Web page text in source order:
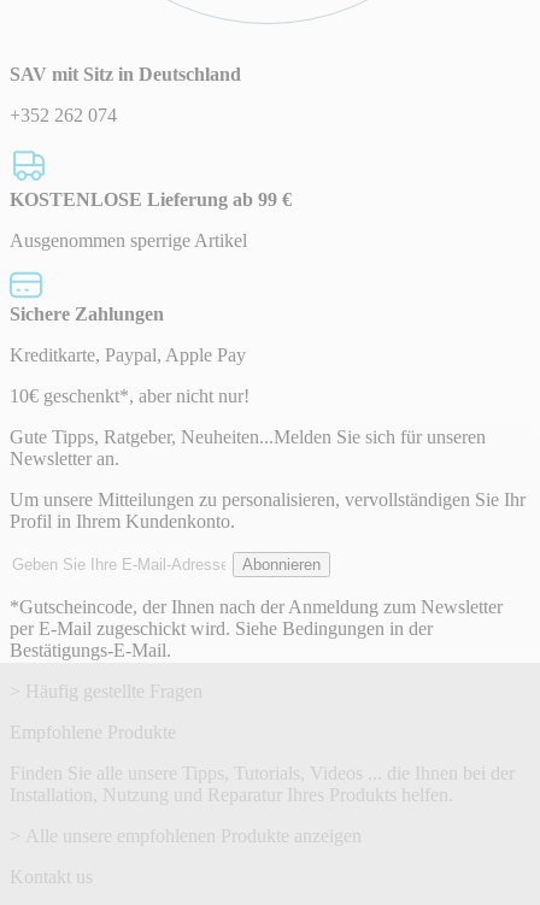
SAV mit Sitz in Deutschland
+352 262 074
KOSTENLOSE Lieferung ab 99 €
Ausgenommen sperrige Artikel
Sichere Zahlungen
Kreditkarte, Paypal, Apple Pay
Newsletter
10€ geschenkt*, aber nicht nur!
Gute Tipps, Ratgeber, Neuheiten...Melden Sie sich für unseren
Newsletter an.
Um unsere Mitteilungen zu personalisieren, vervollständigen Sie Ihr
Profil in Ihrem Kundenkonto.
E-
Adresse
Abonnieren
*Gutscheincode, der Ihnen nach der Anmeldung zum Newsletter
per E-Mail zugeschickt wird. Siehe Bedingungen in der
Bestätigungs-E-Mail.
> Häufig gestellte Fragen
Empfohlene Produkte
Finden Sie alle unsere Tipps, Tutorials, Videos ... die Ihnen bei der
Installation, Nutzung und Reparatur Ihres Produkts helfen.
> Alle unsere empfohlenen Produkte anzeigen
Kontakt us